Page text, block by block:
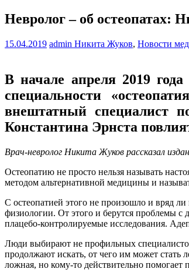
Невролог – об остеопатах:
15.04.2019 admin Никита Жуков, Новости
В начале апреля 2019
специальности
внештатный специалист
Константина Эрнста
Врач-невролог Никита Жуков рассказал
Остеопатию не просто нельзя называть
методом альтернативной медицины и
С остеопатией этого не произошло и вряд
физиологии. От этого и берутся проблемы с
плацебо-контролируемые исследования.
Люди выбирают не профильных
продолжают искать, от чего им может стать
ложная, но кому-то действительно помогает